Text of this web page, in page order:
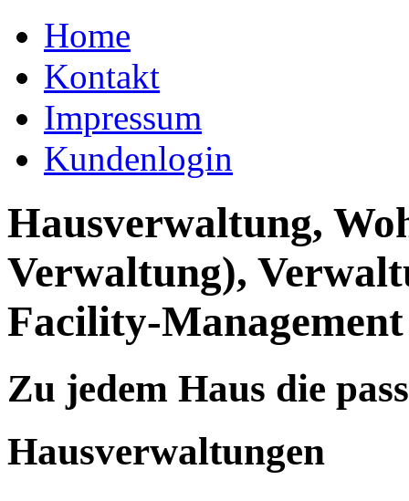
Home
Kontakt
Impressum
Kundenlogin
Hausverwaltung,
Verwaltung),
Facility-Management
Zu jedem Haus die
Hausverwaltungen